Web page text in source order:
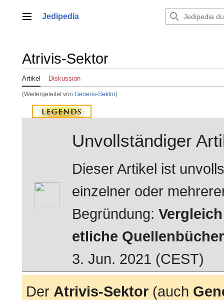
springenHauptmenü
Jedipedia
Atrivis-Sektor
Artikel Diskussion
(Weitergeleitet von Generis-Sektor)
Unvollständiger
Dieser Artikel ist
einzelner oder
Begründung:
etliche Quellenbücher
3. Jun. 2021 (CEST)
Der Atrivis-Sektor (auch